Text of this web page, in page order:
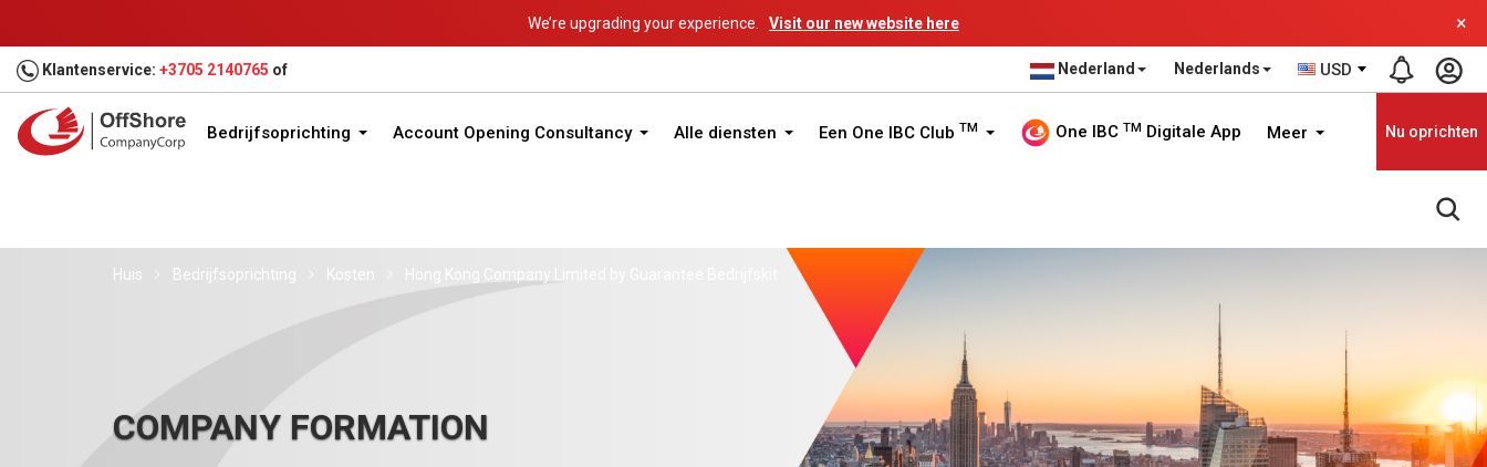
We’re upgrading your experience. Visit our new website here ×
Klantenservice: +3705 2140765 of Nederland Nederlands USD
Bedrijfsoprichting Account Opening Consultancy Alle diensten Een One IBC Club TM One IBC TM Digitale App Meer Nu oprichten
Huis Bedrijfsoprichting Kosten Hong Kong Company Limited by Guarantee Bedrijfskit
COMPANY FORMATION